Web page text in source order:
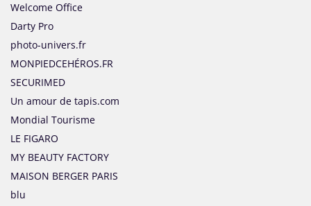
Welcome Office
Darty Pro
photo-univers.fr
MONPIEDCEHÉROS.FR
SECURIMED
Un amour de tapis.com
Mondial Tourisme
LE FIGARO
MY BEAUTY FACTORY
MAISON BERGER PARIS
blu